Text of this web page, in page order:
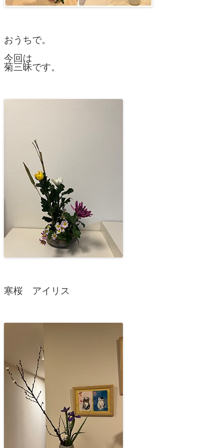
おうちで。
今回は
菊三昧です。
寒桜 アイリス